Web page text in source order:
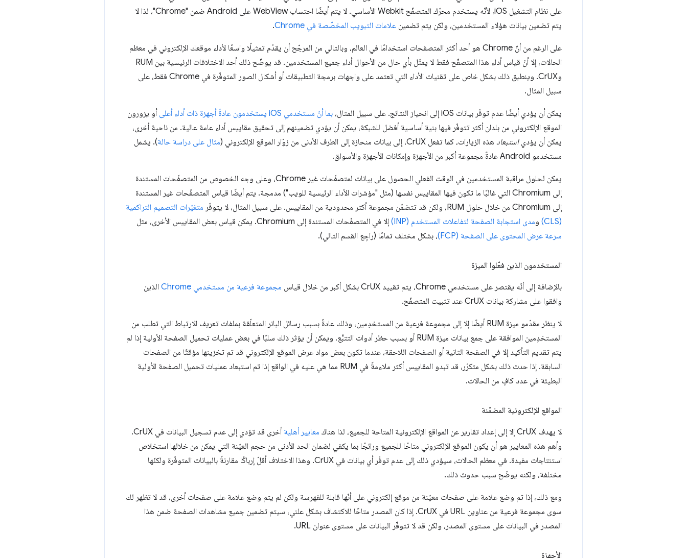
على نظام التشغيل iOS، لأنّه يستخدم محرّك المتصفّح Webkit الأساسي. لا يتم أيضًا احتساب WebView على Android ضمن "Chrome"، لذا لا
يتم تضمين بيانات هؤلاء المستخدمين، ولكن يتم تضمين علامات التبويب المخصّصة في Chrome .
على الرغم من أنّ Chrome هو أحد أكثر المتصفحات استخدامًا في العالم، وبالتالي من المرجّح أن يقدّم تمثيلًا واسعًا لأداء موقعك الإلكتروني في معظم
الحالات، إلا أنّ قياس أداء هذا المتصفّح فقط لا يمثّل بأي حال من الأحوال أداء جميع المستخدمين. قد يوضّح ذلك أحد الاختلافات الرئيسية بين RUM
وCrUX. وينطبق ذلك بشكل خاص على تقنيات الأداء التي تعتمد على واجهات برمجة التطبيقات أو أشكال الصور المتوفّرة في Chrome فقط، على
سبيل المثال.
يمكن أن يؤدي أيضًا عدم توفّر بيانات iOS إلى انحياز النتائج. على سبيل المثال، بما أنّ مستخدمي iOS يستخدمون عادةً أجهزة ذات أداء أعلى
أو يزورون
الموقع الإلكتروني من بلدان أكثر تتوفّر فيها بنية أساسية أفضل للشبكة، يمكن أن يؤدي تضمينهم إلى تحقيق مقاييس أداء عامة عالية. من ناحية أخرى،
يمكن أن يؤدياستبعاد هذه الزيارات، كما تفعل CrUX، إلى بيانات منحازة إلى الطرف الأدنى من زوّار الموقع الإلكتروني ( مثال على دراسة حالة). يشمل
مستخدمو Android عادةً مجموعة أكبر من الأجهزة وإمكانات الأجهزة والأسواق.
يمكن لحلول مراقبة المستخدمين في الوقت الفعلي الحصول على بيانات لمتصفّحات غير Chrome، وعلى وجه الخصوص من المتصفّحات المستندة
إلى Chromium التي غالبًا ما تكون فيها المقاييس نفسها (مثل "مؤشرات الأداء الرئيسية للويب") مدمجة. يتم أيضًا قياس المتصفّحات غير المستندة
إلى Chromium من خلال حلول RUM، ولكن قد تتضمّن مجموعة أكثر محدودية من المقاييس. على سبيل المثال، لا يتوفّر
متغيّرات التصميم التراكمية
(CLS)
ومدى استجابة الصفحة لتفاعلات المستخدم (INP)
إلا في المتصفّحات المستندة إلى Chromium. يمكن قياس بعض المقاييس الأخرى، مثل
سرعة عرض المحتوى على الصفحة (FCP)
، بشكل مختلف تمامًا (راجِع القسم التالي).
المستخدمون الذين فعّلوا الميزة
بالإضافة إلى أنّه يقتصر على مستخدمي Chrome، يتم تقييد CrUX بشكل أكبر من خلال قياس مجموعة فرعية من مستخدمي Chrome
الذين
وافقوا على مشاركة بيانات CrUX عند تثبيت المتصفّح.
لا ينظر مقدّمو ميزة RUM أيضًا إلا إلى مجموعة فرعية من المستخدِمين، وذلك عادةً بسبب رسائل البانر المتعلّقة بملفات تعريف الارتباط التي تطلب من
المستخدِمين الموافقة على جمع بيانات ميزة RUM أو بسبب حظر أدوات التتبُّع. ويمكن أن يؤثر ذلك سلبًا في بعض عمليات تحميل الصفحة الأولية إذا لم
يتم تقديم التأكيد إلا في الصفحة الثانية أو الصفحات اللاحقة، عندما تكون بعض مواد عرض الموقع الإلكتروني قد تم تخزينها مؤقتًا من الصفحات
السابقة. إذا حدث ذلك بشكل متكرّر، قد تبدو المقاييس أكثر ملاءمةً في RUM مما هي عليه في الواقع إذا تم استبعاد عمليات تحميل الصفحة الأولية
البطيئة في عدد كافٍ من الحالات.
المواقع الإلكترونية المضمّنة
لا يهدف CrUX إلا إلى إعداد تقارير عن المواقع الإلكترونية المتاحة للجميع، لذا هناك معايير أهلية
أخرى قد تؤدي إلى عدم تسجيل البيانات في CrUX.
وأهم هذه المعايير هو أن يكون الموقع الإلكتروني متاحًا للجميع ورائجًا بما يكفي لضمان الحد الأدنى من حجم العيّنة التي يمكن من خلالها استخلاص
استنتاجات مفيدة. في معظم الحالات، سيؤدي ذلك إلى عدم توفّر أي بيانات في CrUX. وهذا الاختلاف أقلّ إرباكًا مقارنةً بالبيانات المتوفّرة ولكنّها
مختلفة، ولكنه يوضّح سبب حدوث ذلك.
ومع ذلك، إذا تم وضع علامة على صفحات معيّنة من موقع إلكتروني على أنّها قابلة للفهرسة ولكن لم يتم وضع علامة على صفحات أخرى، قد لا تظهر لك
سوى مجموعة فرعية من عناوين URL في CrUX. إذا كان المصدر متاحًا للاكتشاف بشكل علني، سيتم تضمين جميع مشاهدات الصفحة ضمن هذا
المصدر في البيانات على مستوى المصدر، ولكن قد لا تتوفّر البيانات على مستوى عنوان URL.
الأجهزة